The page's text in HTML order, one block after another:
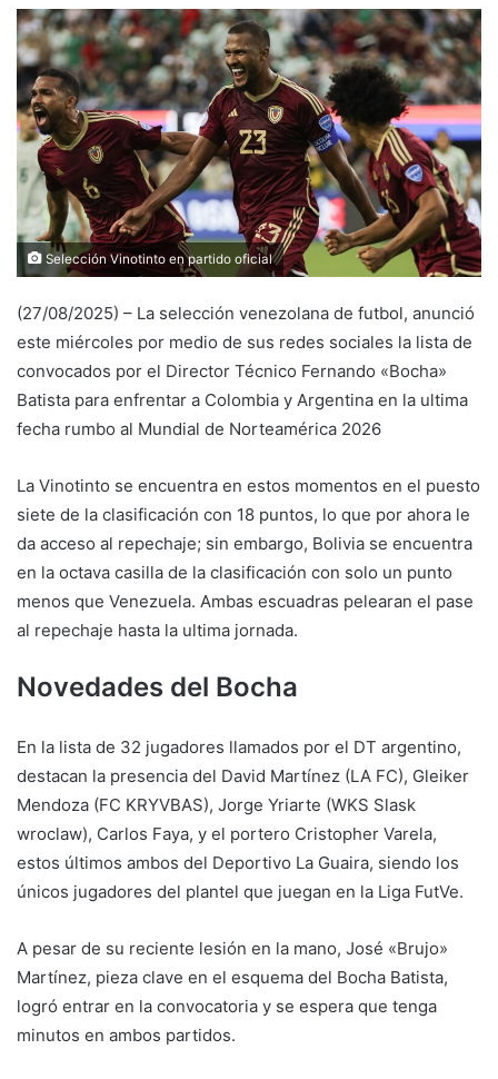
Selección Vinotinto en partido oficial
(27/08/2025) – La selección venezolana de futbol, anunció
este miércoles por medio de sus redes sociales la lista de
convocados por el Director Técnico Fernando «Bocha»
Batista para enfrentar a Colombia y Argentina en la ultima
fecha rumbo al Mundial de Norteamérica 2026
La Vinotinto se encuentra en estos momentos en el puesto
siete de la clasificación con 18 puntos, lo que por ahora le
da acceso al repechaje; sin embargo, Bolivia se encuentra
en la octava casilla de la clasificación con solo un punto
menos que Venezuela. Ambas escuadras pelearan el pase
al repechaje hasta la ultima jornada.
Novedades del Bocha
En la lista de 32 jugadores llamados por el DT argentino,
destacan la presencia del David Martínez (LA FC), Gleiker
Mendoza (FC KRYVBAS), Jorge Yriarte (WKS Slask
wroclaw), Carlos Faya, y el portero Cristopher Varela,
estos últimos ambos del Deportivo La Guaira, siendo los
únicos jugadores del plantel que juegan en la Liga FutVe.
A pesar de su reciente lesión en la mano, José «Brujo»
Martínez, pieza clave en el esquema del Bocha Batista,
logró entrar en la convocatoria y se espera que tenga
minutos en ambos partidos.